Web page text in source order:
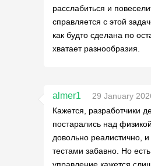
расслабиться и
справляется с этой
как будто сделана по
хватает разнообразия.
almer1
29 January
Кажется, разработчики
постарались над
довольно реалистично,
тестами забавно. Но